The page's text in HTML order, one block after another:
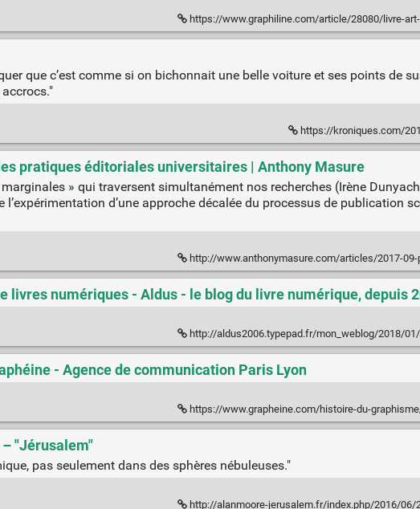
https://www.graphiline.com/article/28080/livre-
que c’est comme si on bichonnait une belle voiture et ses points de
https://kroniques.com/
pratiques éditoriales universitaires | Anthony Masure
» qui traversent simultanément nos recherches (Irène
d’une approche décalée du processus de publication
http://www.anthonymasure.com/articles/2017-
livres numériques - Aldus - le blog du livre numérique, depuis
http://aldus2006.typepad.fr/mon_weblog/2018/01/relay-tire-le-rideau-sur-son-kiosque-
- Agence de communication Paris Lyon
https://www.grapheine.com/histoire-du-graphisme/petite-
"Jérusalem"
pas seulement dans des sphères nébuleuses."
http://alanmoore-jerusalem.fr/index.php/2016/06/24/